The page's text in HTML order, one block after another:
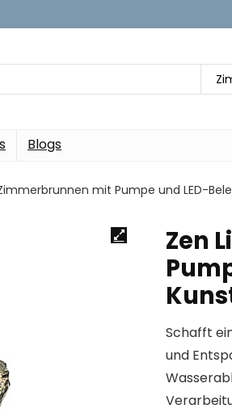
Blogs
mit Pumpe und LED-
Zen
Schafft
und